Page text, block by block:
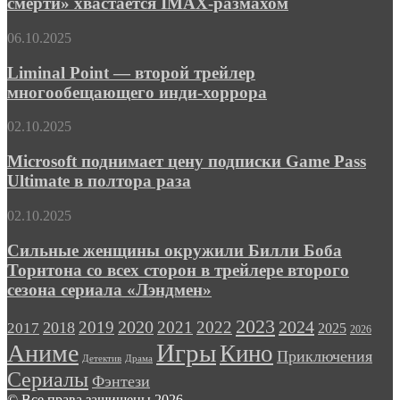
триллера
смерти»
IMAX-
Liminal
—
второй
трейлер
инди-
06.10.2025
Liminal Point — второй трейлер
многообещающего инди-хоррора
Microsoft
цену
подписки
Game
Ultimate
полтора
раза
02.10.2025
Microsoft поднимает цену подписки Game Pass
Ultimate в полтора раза
Сильные
окружили
Билли
Боба
Торнтона
всех
сторон
в
трейлере
второго
02.10.2025
Сильные женщины окружили Билли Боба
Торнтона со всех сторон в трейлере второго
сезона сериала «Лэндмен»
2017 2018 2019 2020 2021 2022 2023 2024 2025 2026
Аниме Детектив Драма ИгрыКино Приключения
Сериалы Фэнтези